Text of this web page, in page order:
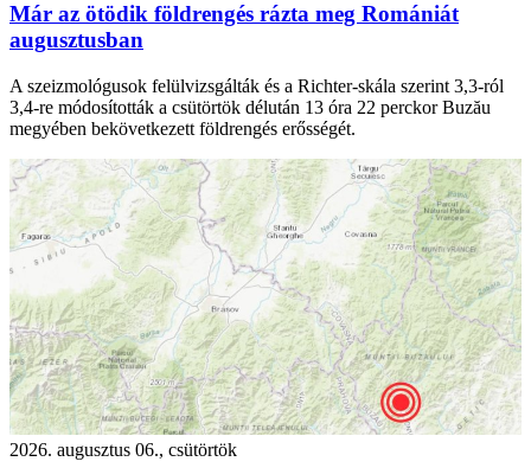
Már az ötödik földrengés rázta meg Romániát
augusztusban
A szeizmológusok felülvizsgálták és a Richter-skála szerint 3,3-ról
3,4-re módosították a csütörtök délután 13 óra 22 perckor Buzău
megyében bekövetkezett földrengés erősségét.
2026. augusztus 06., csütörtök